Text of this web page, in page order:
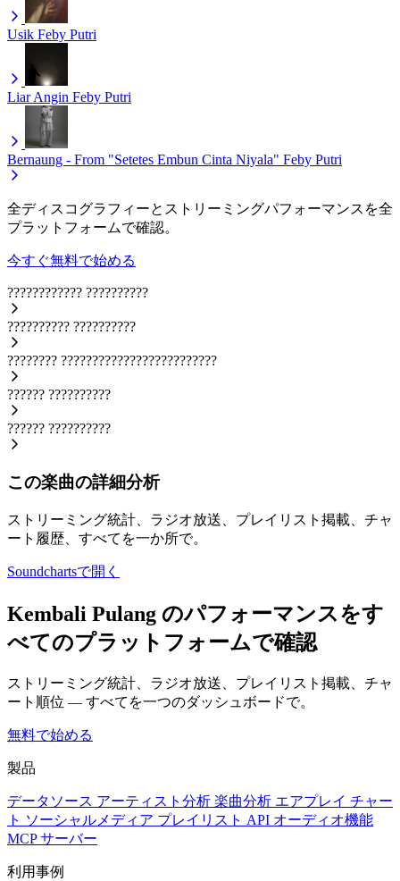
Usik Feby Putri
Liar Angin Feby Putri
Bernaung - From "Setetes Embun Cinta Niyala" Feby Putri
全ディスコグラフィーとストリーミングパフォーマンスを全
プラットフォームで確認。
今すぐ無料で始める
???????????? ??????????
?????????? ??????????
???????? ?????????????????????????
?????? ??????????
?????? ??????????
この楽曲の詳細分析
ストリーミング統計、ラジオ放送、プレイリスト掲載、チャ
ート履歴、すべてを一か所で。
Soundchartsで開く
Kembali Pulang のパフォーマンスをす
べてのプラットフォームで確認
ストリーミング統計、ラジオ放送、プレイリスト掲載、チャ
ート順位 — すべてを一つのダッシュボードで。
無料で始める
製品
データソース アーティスト分析 楽曲分析 エアプレイ チャー
ト ソーシャルメディア プレイリスト API オーディオ機能
MCP サーバー
利用事例